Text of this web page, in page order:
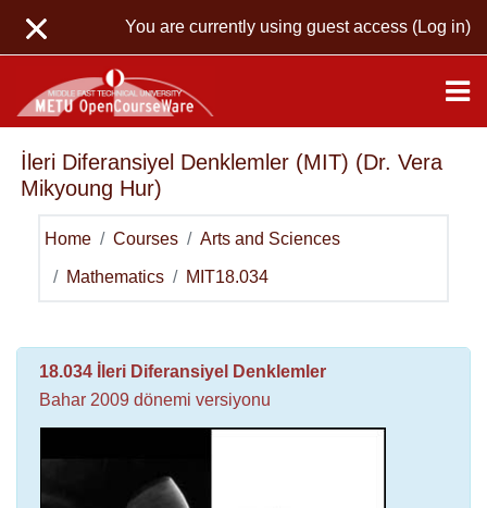
You are currently using guest access (Log in)
İleri Diferansiyel Denklemler (MIT) (Dr. Vera
Mikyoung Hur)
Home Courses Arts and Sciences
Mathematics MIT18.034
Topic outline
General
18.034 İleri Diferansiyel Denklemler
Bahar 2009 dönemi versiyonu